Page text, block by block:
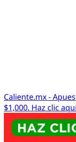
Caliente.mx -
$1,000. Haz clic